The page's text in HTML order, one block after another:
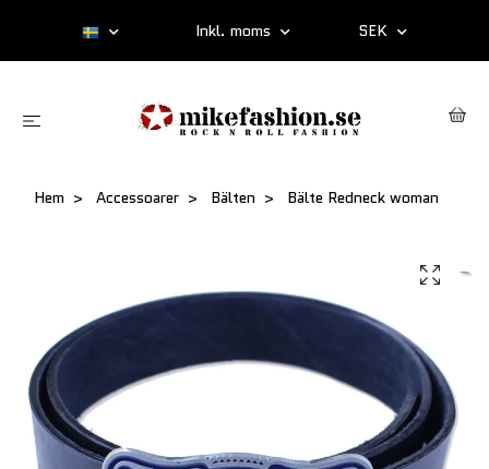
Inkl. moms SEK
Hem Accessoarer Bälten Bälte Redneck woman